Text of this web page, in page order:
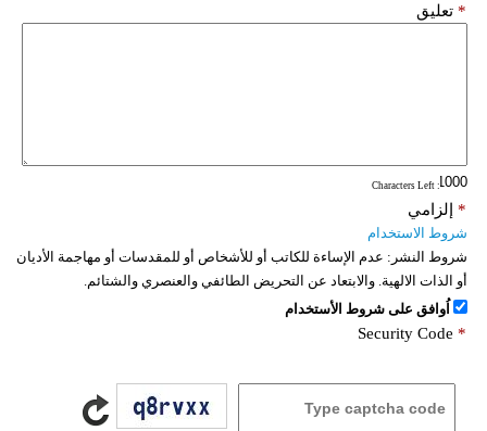
تعليق *
: Characters Left
إلزامي *
شروط الاستخدام
شروط النشر: عدم الإساءة للكاتب أو للأشخاص أو للمقدسات أو مهاجمة الأديان
أو الذات الالهية. والابتعاد عن التحريض الطائفي والعنصري والشتائم.
اُوافق على شروط الأستخدام
Security Code *